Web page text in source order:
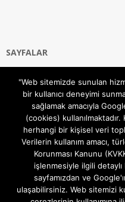
SAYFALAR
Gizlilik ve Çerezler (Cookies)
Hakkımızda
İletişim Kanalları
MODEM KURULUM
TEKNİK DESTEK
TELEVİZYON SİSTEMLERİ
"Web sitemizde sunulan
bir kullanıcı deneyimi
sağlamak amacıyla
(cookies)
herhangi bir kişisel veri
Verilerin kullanım amacı,
Korunması Kanunu
işlenmesiyle ilgili detaylı
sayfamızdan ve
ulaşabilirsiniz. Web sitemizi